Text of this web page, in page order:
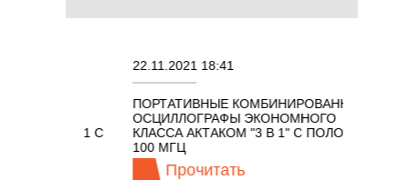
22.11.2021 18:41
ПОРТАТИВНЫЕ КОМБИНИРОВАННЫЕ
ОСЦИЛЛОГРАФЫ ЭКОНОМНОГО
КЛАССА АКТАКОМ "3 В 1" С ПОЛОСОЙ
100 МГЦ
Прочитать